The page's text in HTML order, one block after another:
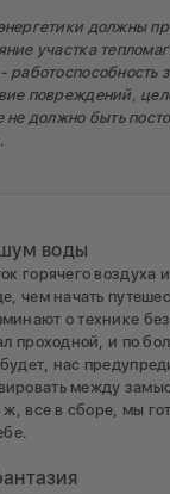
должны
участка
работоспособность
повреждений,
не должно быть
воды
горячего воздуха
чем начать
о технике
проходной, и по
нас
между
все в сборе, мы